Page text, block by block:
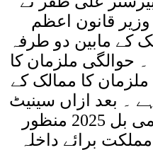
قانون اعظم
کے مابین دو طرفہ
حوالگی ملزمان کا
کا ممالک کے
ہے ۔ بعد ازاں سینیٹ
نے حوالگی ملزمان ترمیمی بل 2025 منظور
برائے داخلہ